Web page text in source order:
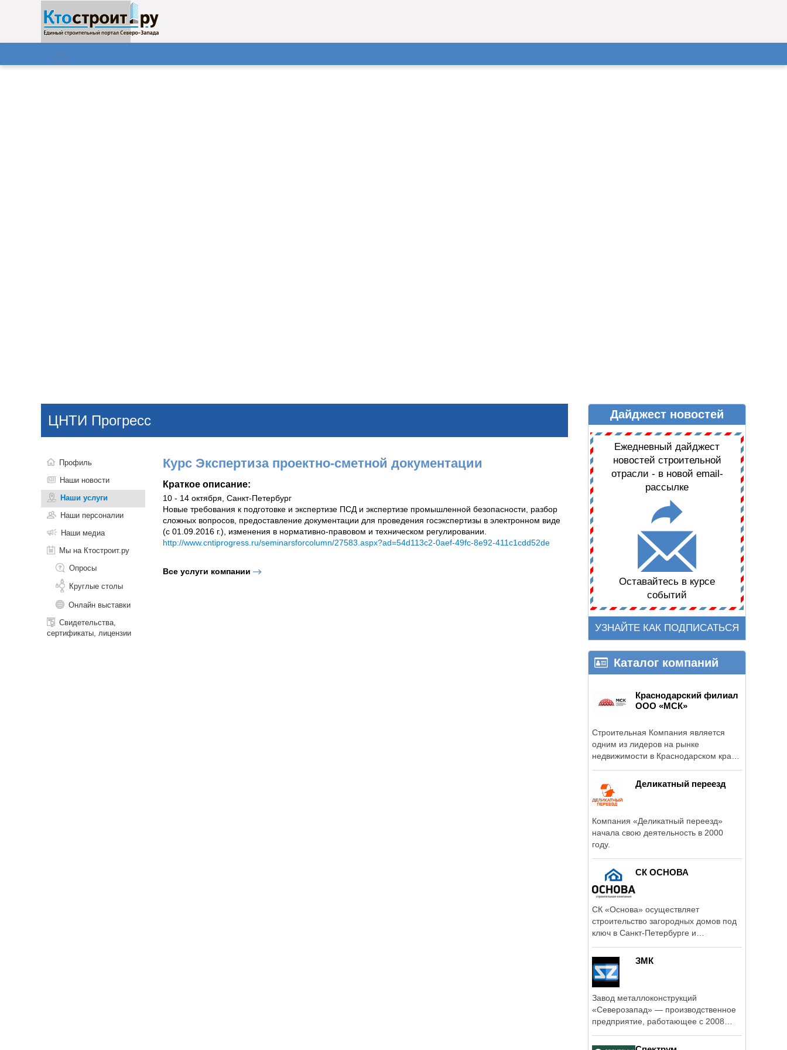
Поиск
НОВОСТИ ДАЙДЖЕСТ НОВОСТЕЙ
ЦНТИ Прогресс
Профиль
Наши новости
Наши услуги
Наши персоналии
Наши медиа
Мы на Ктостроит.ру
Опросы
Круглые столы
Онлайн выставки
Свидетельства,
сертификаты, лицензии
Курс Экспертиза проектно-сметной документации
Краткое описание:
10 - 14 октября, Санкт-Петербург
Новые требования к подготовке и экспертизе ПСД и экспертизе промышленной безопасности, разбор
сложных вопросов, предоставление документации для проведения госэкспертизы в электронном виде
(с 01.09.2016 г.), изменения в нормативно-правовом и техническом регулировании.
http://www.cntiprogress.ru/seminarsforcolumn/27583.aspx?ad=54d113c2-0aef-49fc-8e92-411c1cdd52de
Все услуги компании
Дайджест новостей
Ежедневный дайджест
новостей строительной
отрасли - в новой email-
рассылке
Оставайтесь в курсе
событий
УЗНАЙТЕ КАК ПОДПИСАТЬСЯ
Каталог компаний
Краснодарский филиал
ООО «МСК»
Строительная Компания является
одним из лидеров на рынке
недвижимости в Краснодарском крае
Деликатный переезд
Компания «Деликатный переезд»
начала свою деятельность в 2000
году.
СК ОСНОВА
СК «Основа» осуществляет
строительство загородных домов под
ключ в Санкт-Петербурге и
ЗМК
Завод металлоконструкций
«Северозапад» — производственное
предприятие, работающее с 2008